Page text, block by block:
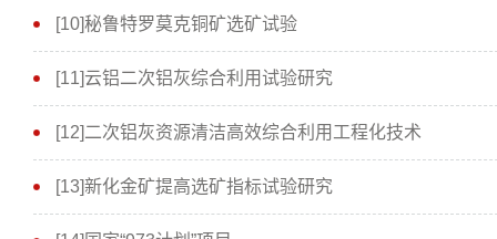
[10]秘鲁特罗莫克铜矿选矿试验
[11]云铝二次铝灰综合利用试验研究
[12]二次铝灰资源清洁高效综合利用工程化技术
[13]新化金矿提高选矿指标试验研究